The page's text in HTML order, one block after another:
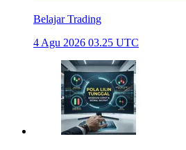
Belajar Trading
4 Agu 2026 03.25 UTC